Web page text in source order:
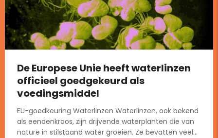
De Europese Unie heeft waterlinzen
officieel goedgekeurd als
voedingsmiddel
EU-goedkeuring Waterlinzen Waterlinzen, ook bekend
als eendenkroos, zijn drijvende waterplanten die van
nature in stilstaand water groeien. Ze bevatten veel...